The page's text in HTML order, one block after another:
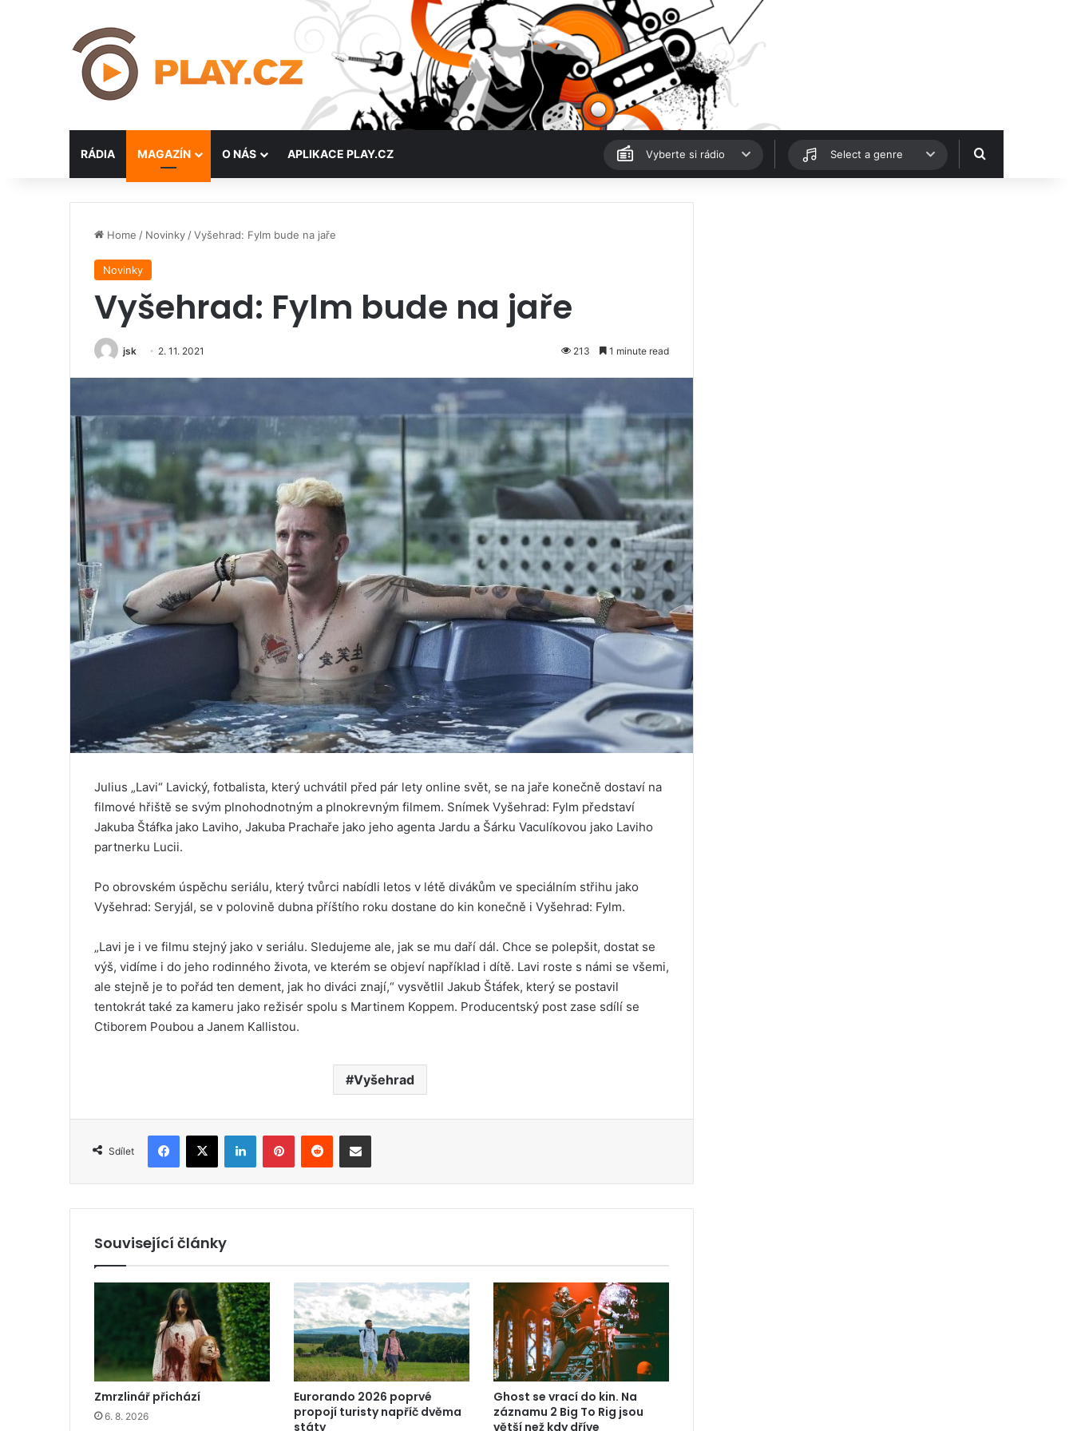
RÁDIA MAGAZÍN O NÁS APLIKACE PLAY.CZ Vyberte si rádio Select a genre Hledat
Home / Novinky /Vyšehrad: Fylm bude na jaře
Novinky
Vyšehrad: Fylm bude na jaře
jsk 2. 11. 2021 213 1 minute read
Julius „Lavi“ Lavický, fotbalista, který uchvátil před pár lety online svět, se na jaře konečně dostaví na
filmové hřiště se svým plnohodnotným a plnokrevným filmem. Snímek Vyšehrad: Fylm představí
Jakuba Štáfka jako Laviho, Jakuba Prachaře jako jeho agenta Jardu a Šárku Vaculíkovou jako Laviho
partnerku Lucii.
Po obrovském úspěchu seriálu, který tvůrci nabídli letos v létě divákům ve speciálním střihu jako
Vyšehrad: Seryjál, se v polovině dubna příštího roku dostane do kin konečně i Vyšehrad: Fylm.
„Lavi je i ve filmu stejný jako v seriálu. Sledujeme ale, jak se mu daří dál. Chce se polepšit, dostat se
výš, vidíme i do jeho rodinného života, ve kterém se objeví například i dítě. Lavi roste s námi se všemi,
ale stejně je to pořád ten dement, jak ho diváci znají,“ vysvětlil Jakub Štáfek, který se postavil
tentokrát také za kameru jako režisér spolu s Martinem Koppem. Producentský post zase sdílí se
Ctiborem Poubou a Janem Kallistou.
Vyšehrad
Sdílet
Související články
Zmrzlinář přichází
6. 8. 2026
Eurorando 2026 poprvé
propojí turisty napříč dvěma
státy
Ghost se vrací do kin. Na
záznamu 2 Big To Rig jsou
větší než kdy dříve